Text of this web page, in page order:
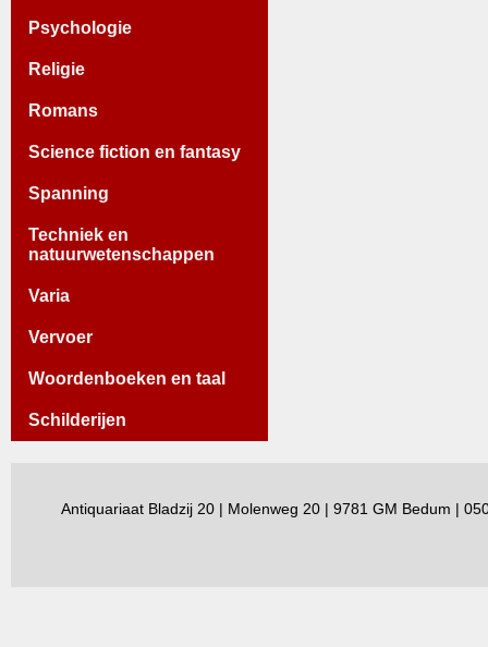
Psychologie
Religie
Romans
Science fiction en fantasy
Spanning
Techniek en
natuurwetenschappen
Varia
Vervoer
Woordenboeken en taal
Schilderijen
Antiquariaat Bladzij 20 | Molenweg 20 | 9781 GM Bedum |